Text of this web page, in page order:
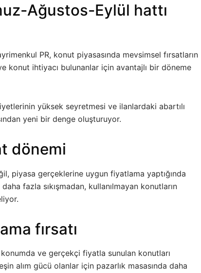
Ağustos-Eylül hattı
PR, konut piyasasında mevsimsel fırsatların
konut ihtiyacı bulunanlar için avantajlı bir döneme
yüksek seyretmesi ve ilanlardaki abartılı
yeni bir denge oluşturuyor.
dönemi
piyasa gerçeklerine uygun fiyatlama yaptığında
fazla sıkışmadan, kullanılmayan konutların
fırsatı
konumda ve gerçekçi fiyatla sunulan konutları
alım gücü olanlar için pazarlık masasında daha